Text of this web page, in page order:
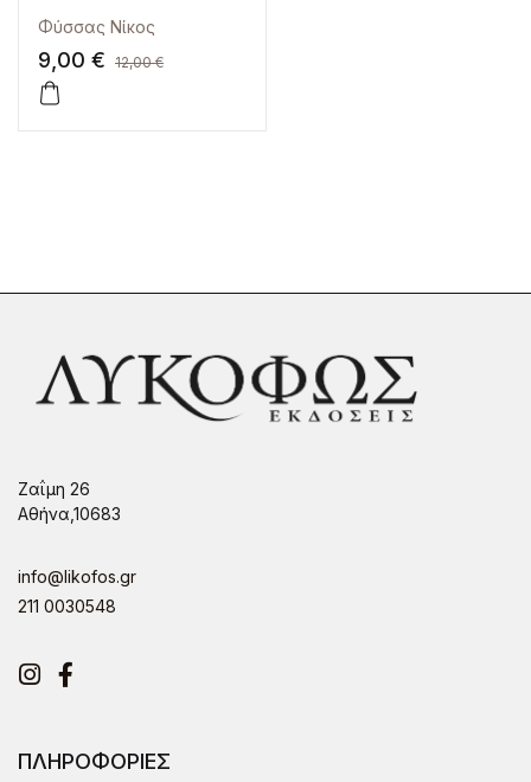
Φύσσας Νίκος
9,00 € 12,00€
Ζαΐμη 26
Αθήνα,10683
info@likofos.gr
211 0030548
Instagram
Facebook
ΠΛΗΡΟΦΟΡΙΕΣ